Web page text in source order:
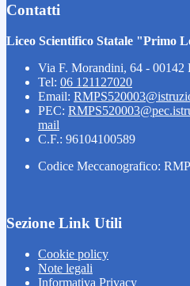
Contatti
Liceo Scientifico Statale "Primo
Via F. Morandini, 64 -
Tel: 06 121127020
Email:
PEC:
mail
C.F.: 96104100589
Codice Meccanografico:
Sezione Link Utili
Cookie policy
Note legali
Informativa Privacy